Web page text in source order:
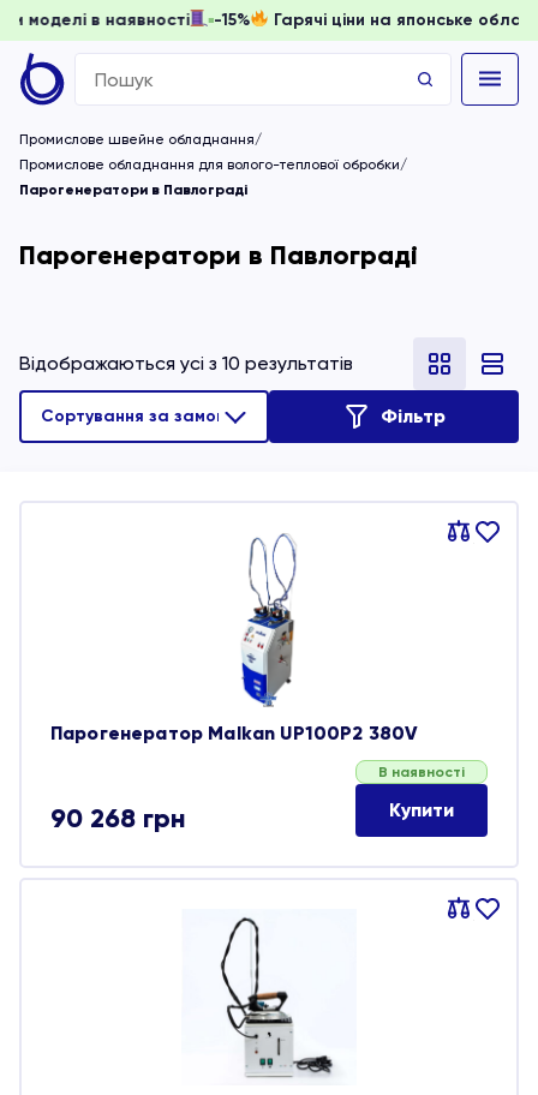
доки моделі в наявності -15% Гарячі ціни на
Search
for:
Промислове швейне обладнання
Промислове обладнання для волого-теплової обробки
Парогенератори в Павлограді
Парогенератори в Павлограді
Відображаються усі з 10 результатів
Фільтр
Порівняти
В
Парогенератор Malkan UP100P2 380V
90 268 грн
В наявності
Купити
Порівняти
В